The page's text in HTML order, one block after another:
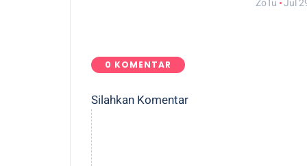
ZoTu Jul
0 KOMENTAR
Silahkan Komentar